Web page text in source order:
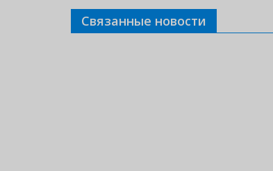
Связанные новости